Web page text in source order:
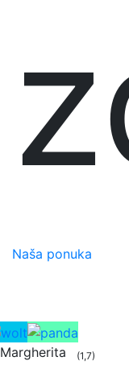
Naša ponuka
Margherita (1,7)